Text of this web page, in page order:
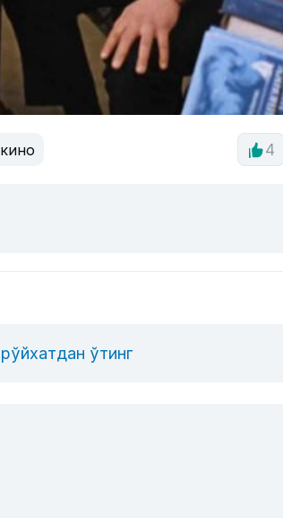
кино 4
рўйхатдан ўтинг